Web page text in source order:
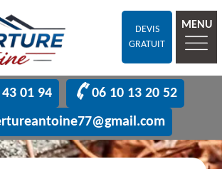
DEVIS
GRATUIT
MENU
01 94
06 10 13 20 52